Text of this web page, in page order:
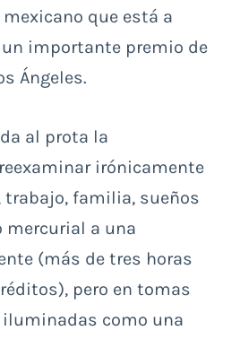
que está a
importante premio de
Ángeles.
al prota la
irónicamente
trabajo, familia, sueños
mercurial a una
(más de tres horas
pero en tomas
como una